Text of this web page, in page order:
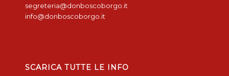
segreteria@donboscoborgo.it
info@donboscoborgo.it
SCARICA TUTTE LE INFO